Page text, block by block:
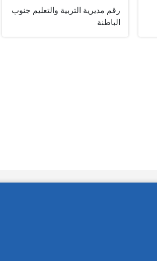
رقم مديرية التربية والتعليم جنوب
الباطنة